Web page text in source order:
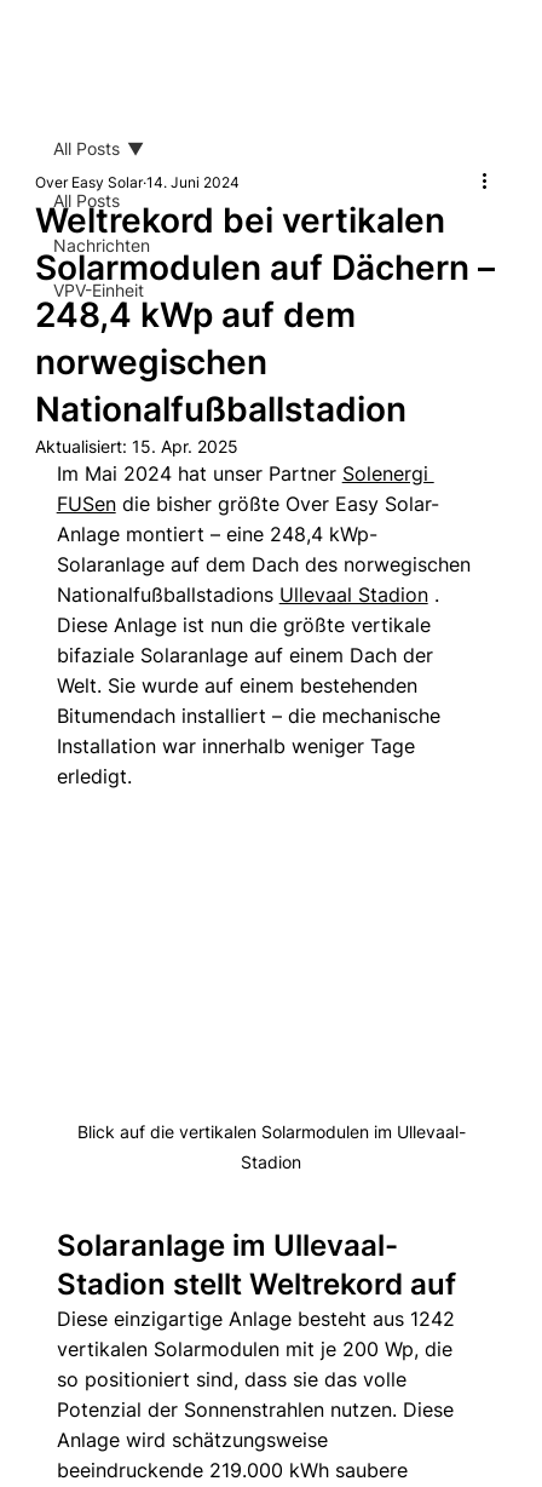
All Posts
Nachrichten
VPV-Einheit
All Posts
Weltrekord bei vertikalen
Solarmodulen auf Dächern –
248,4 kWp auf dem
norwegischen
Nationalfußballstadion
Over Easy Solar 14. Juni 2024
Aktualisiert: 15. Apr. 2025
Im Mai 2024 hat unser Partner Solenergi
FUSen die bisher größte Over Easy Solar-
Anlage montiert – eine 248,4 kWp-
Solaranlage auf dem Dach des norwegischen
Nationalfußballstadions Ullevaal Stadion .
Diese Anlage ist nun die größte vertikale
bifaziale Solaranlage auf einem Dach der
Welt. Sie wurde auf einem bestehenden
Bitumendach installiert – die mechanische
Installation war innerhalb weniger Tage
erledigt.
Blick auf die vertikalen Solarmodulen im Ullevaal-
Stadion
Solaranlage im Ullevaal-
Stadion stellt Weltrekord auf
Diese einzigartige Anlage besteht aus 1242
vertikalen Solarmodulen mit je 200 Wp, die
so positioniert sind, dass sie das volle
Potenzial der Sonnenstrahlen nutzen. Diese
Anlage wird schätzungsweise
beeindruckende 219.000 kWh saubere